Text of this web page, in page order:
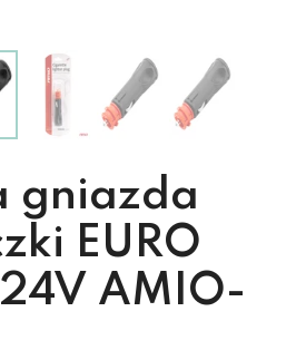
gniazda
EURO
24V AMIO-